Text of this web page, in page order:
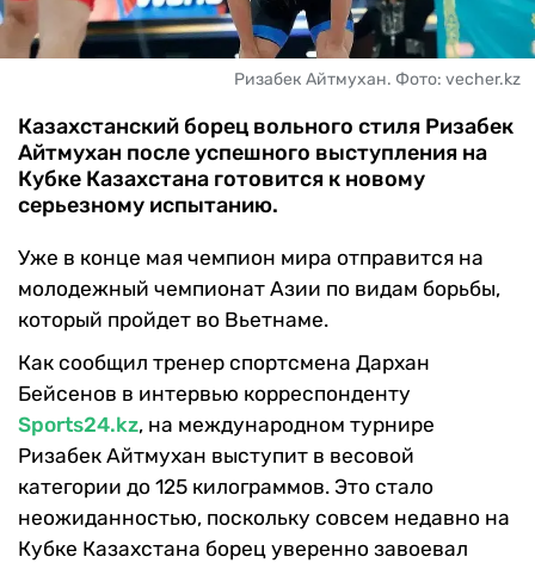
БУКМЕКЕРЫ
Ризабек Айтмухан. Фото: vecher.kz
Казахстанский борец вольного стиля Ризабек
Айтмухан после успешного выступления на
Кубке Казахстана готовится к новому
серьезному испытанию.
Уже в конце мая чемпион мира отправится на
молодежный чемпионат Азии по видам борьбы,
который пройдет во Вьетнаме.
Как сообщил тренер спортсмена Дархан
Бейсенов в интервью корреспонденту
Sports24.kz, на международном турнире
Ризабек Айтмухан выступит в весовой
категории до 125 килограммов. Это стало
неожиданностью, поскольку совсем недавно на
Кубке Казахстана борец уверенно завоевал